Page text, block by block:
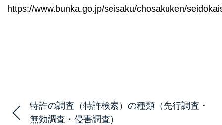
https://www.bunka.go.jp/seisaku/chosakuken/
特許の調査（特許検索）の種類（先行調査・
無効調査・侵害調査）